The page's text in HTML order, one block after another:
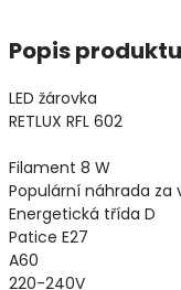
Popis produktu
LED žárovka
RETLUX RFL 602
Filament 8 W
Populární náhrada za
Energetická třída D
Patice E27
A60
220-240V